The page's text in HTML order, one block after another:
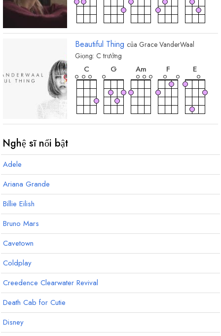
Beautiful Thing của Grace VanderWaal
Giọng: C trưởng
C
hợp
G
hợp
Am F E
Em
hợp
Nghệ sĩ nổi bật
Adele
Ariana Grande
Billie Eilish
Bruno Mars
Cavetown
Coldplay
Creedence Clearwater Revival
Death Cab for Cutie
Disney